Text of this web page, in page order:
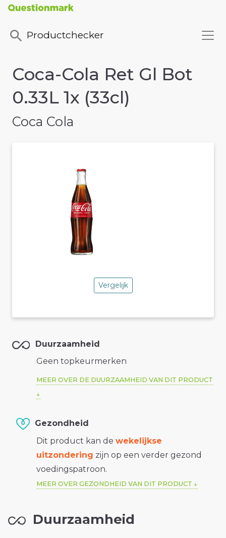
Productchecker
Coca-Cola Ret Gl Bot
0.33L 1x (33cl)
Coca Cola
Vergelijk
Duurzaamheid
Geen topkeurmerken
MEER OVER DE DUURZAAMHEID VAN DIT PRODUCT
Gezondheid
Dit product kan de wekelijkse
uitzondering zijn op een verder gezond
voedingspatroon.
MEER OVER GEZONDHEID VAN DIT PRODUCT
Duurzaamheid